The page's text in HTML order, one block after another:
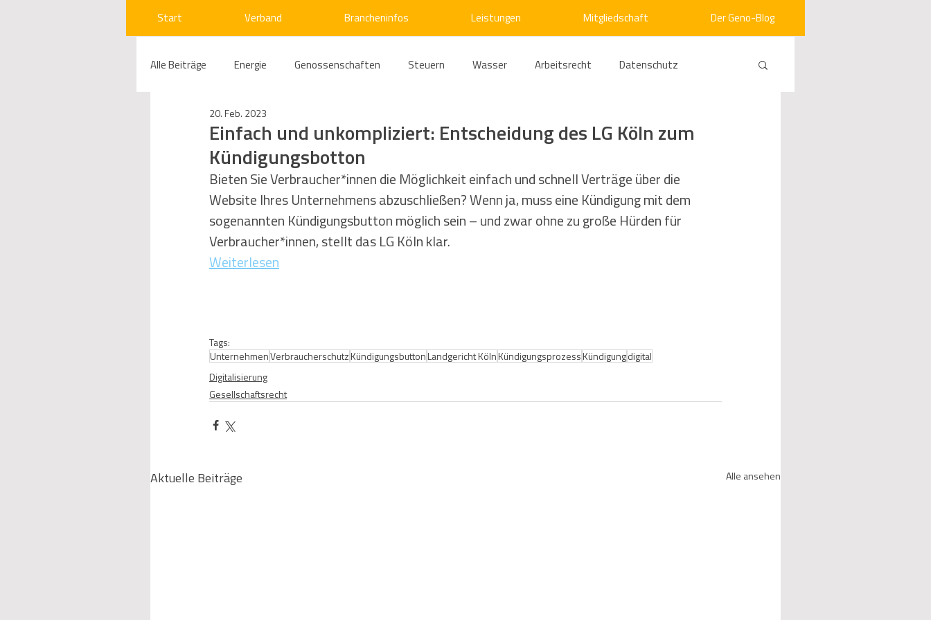
Start Verband Brancheninfos Leistungen Mitgliedschaft Der Geno-Blog
Alle Beiträge Energie Genossenschaften Steuern Wasser Arbeitsrecht Datenschutz
Compliance Gas
Beihilfenrecht Kraftwerke Kälte Verkehr Entsorgung/Abfall Umweltrecht Vergabe
Regulierung Wettbewerbs- und Kartellrecht Europarecht Wirtschafts- und Handelsrecht Kommunen
Einfach und unkompliziert: Entscheidung des LG Köln zum
Kündigungsbotton
20. Feb. 2023
Bieten Sie Verbraucher*innen die Möglichkeit einfach und schnell Verträge über die
Website Ihres Unternehmens abzuschließen? Wenn ja, muss eine Kündigung mit dem
sogenannten Kündigungsbutton möglich sein – und zwar ohne zu große Hürden für
Verbraucher*innen, stellt das LG Köln klar.
Weiterlesen
Tags:
UnternehmenVerbraucherschutzKündigungsbuttonLandgericht KölnKündigungsprozessKündigungdigital
Digitalisierung
Gesellschaftsrecht
Aktuelle Beiträge Alle ansehen